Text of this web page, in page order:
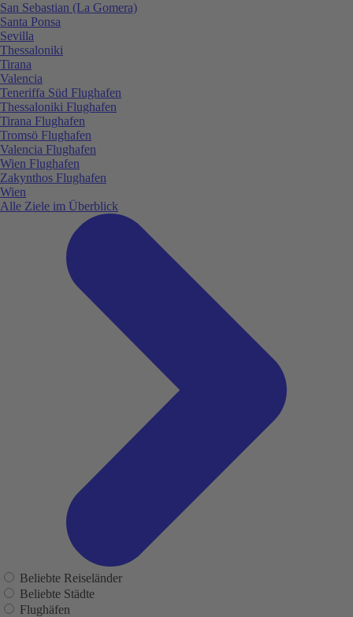
San Sebastian (La Gomera)
Santa Ponsa
Sevilla
Thessaloniki
Tirana
Valencia
Teneriffa Süd Flughafen
Thessaloniki Flughafen
Tirana Flughafen
Tromsö Flughafen
Valencia Flughafen
Wien Flughafen
Zakynthos Flughafen
Wien
Alle Ziele im Überblick
Beliebte Reiseländer
Beliebte Städte
Flughäfen